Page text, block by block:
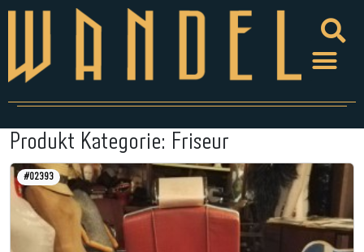
Produkt Kategorie: Friseur
#02393